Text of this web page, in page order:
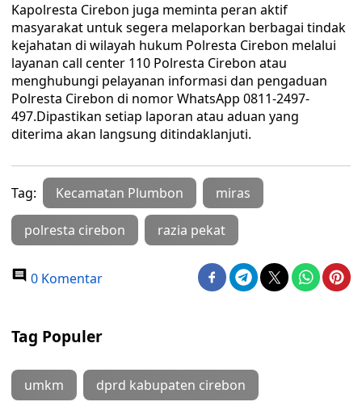
Kapolresta Cirebon juga meminta peran aktif
masyarakat untuk segera melaporkan berbagai tindak
kejahatan di wilayah hukum Polresta Cirebon melalui
layanan call center 110 Polresta Cirebon atau
menghubungi pelayanan informasi dan pengaduan
Polresta Cirebon di nomor WhatsApp 0811-2497-
497.Dipastikan setiap laporan atau aduan yang
diterima akan langsung ditindaklanjuti.
Tag: Kecamatan Plumbon miras
polresta cirebon razia pekat
0 Komentar
Tag Populer
umkm dprd kabupaten cirebon